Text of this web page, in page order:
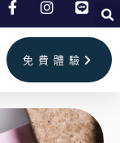
免費體驗